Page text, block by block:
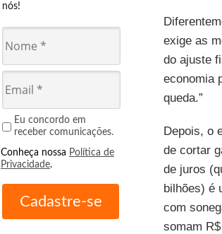
nós!
Eu concordo em
receber comunicações.
Conheça nossa Política de
Privacidade.
exige as
do ajuste
economia
queda.”
Depois, o
de cortar
de juros
bilhões) é
com
somam